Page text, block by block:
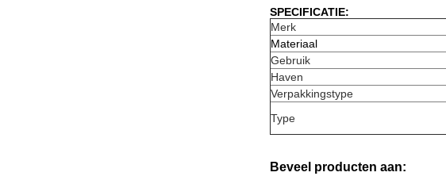
SPECIFICATIE:
Merk
Materiaal
Gebruik
Haven
Verpakkingstype
Type
Beveel producten aan: